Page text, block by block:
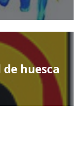
huesca